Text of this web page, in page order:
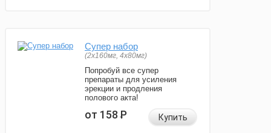
Супер набор
(2х160мг, 4х80мг)
Попробуй все супер
препараты для усиления
эрекции и продления
полового акта!
от 158Р Купить